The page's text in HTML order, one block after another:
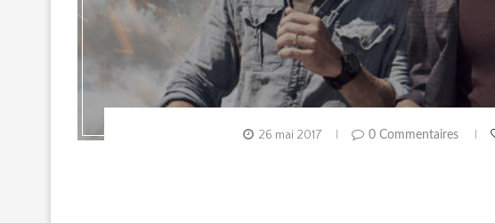
26 mai 2017 0 Commentaires